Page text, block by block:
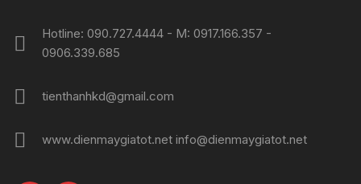
Hotline: 090.727.4444 - M: 0917.166.357 -
0906.339.685
tienthanhkd@gmail.com
www.dienmaygiatot.net info@dienmaygiatot.net